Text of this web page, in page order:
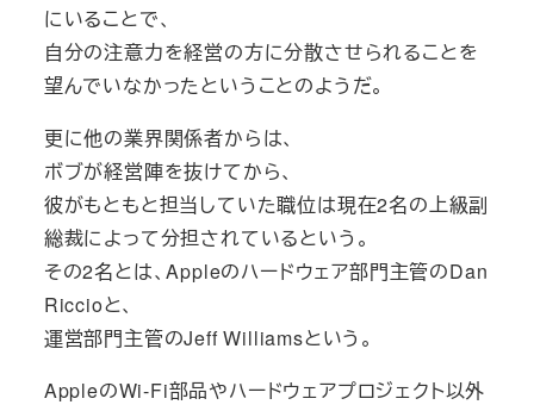
にいることで、
自分の注意力を経営の方に分散させられることを
望んでいなかったということのようだ。
更に他の業界関係者からは、
ボブが経営陣を抜けてから、
彼がもともと担当していた職位は現在2名の上級副
総裁によって分担されているという。
その2名とは、Appleのハードウェア部門主管のDan
Riccioと、
運営部門主管のJeff Williamsという。
AppleのWi-Fi部品やハードウェアプロジェクト以外